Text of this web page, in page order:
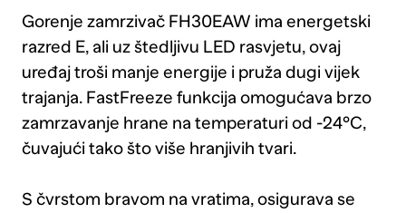
Gorenje zamrzivač FH30EAW ima energetski
razred E, ali uz štedljivu LED rasvjetu, ovaj
uređaj troši manje energije i pruža dugi vijek
trajanja. FastFreeze funkcija omogućava brzo
zamrzavanje hrane na temperaturi od -24°C,
čuvajući tako što više hranjivih tvari.
S čvrstom bravom na vratima, osigurava se